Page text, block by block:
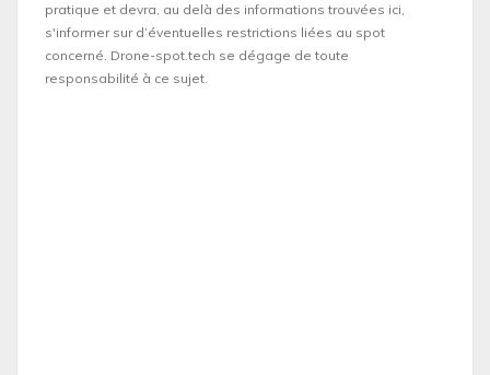
pratique et devra, au delà des informations trouvées ici,
s'informer sur d’éventuelles restrictions liées au spot
concerné. Drone-spot.tech se dégage de toute
responsabilité à ce sujet.